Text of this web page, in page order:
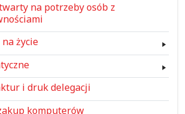
na potrzeby osób z
życie
i druk delegacji
komputerów